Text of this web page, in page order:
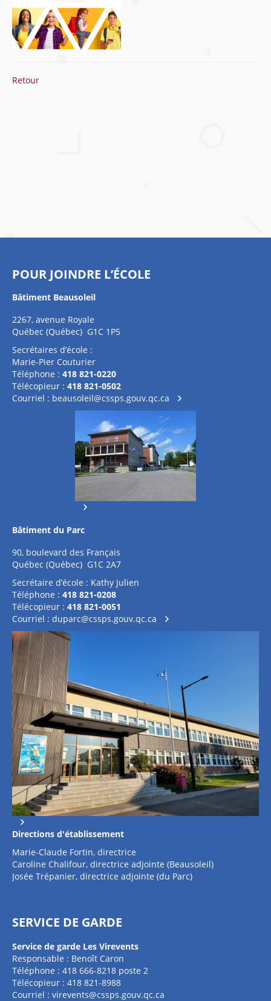
Retour
POUR JOINDRE L’ÉCOLE
Bâtiment Beausoleil
2267, avenue Royale
Québec (Québec) G1C 1P5
Secrétaires d’école :
Marie-Pier Couturier
Téléphone : 418 821-0220
Télécopieur : 418 821-0502
Courriel : beausoleil@cssps.gouv.qc.ca
Bâtiment du Parc
90, boulevard des Français
Québec (Québec) G1C 2A7
Secrétaire d’école : Kathy Julien
Téléphone : 418 821-0208
Télécopieur : 418 821-0051
Courriel : duparc@cssps.gouv.qc.ca
Directions d'établissement
Marie-Claude Fortin, directrice
Caroline Chalifour, directrice adjointe (Beausoleil)
Josée Trépanier, directrice adjointe (du Parc)
SERVICE DE GARDE
Service de garde Les Virevents
Responsable : Benoît Caron
Téléphone : 418 666-8218 poste 2
Télécopieur : 418 821-8988
Courriel : virevents@cssps.gouv.qc.ca